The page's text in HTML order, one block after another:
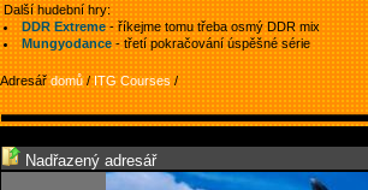
Další hudební hry:
DDR Extreme- říkejme tomu třeba osmý DDR mix
Mungyodance- třetí pokračování úspěšné série
Adresářdomů/ITG Courses/
Nadřazený adresář